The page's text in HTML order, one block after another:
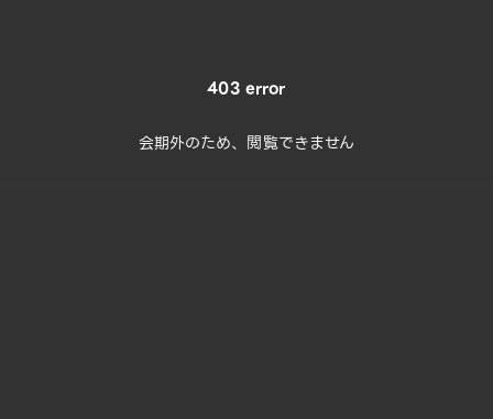
403 error
会期外のため、閲覧できません